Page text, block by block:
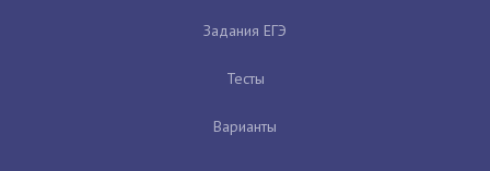
Задания ЕГЭ
Тесты
Варианты